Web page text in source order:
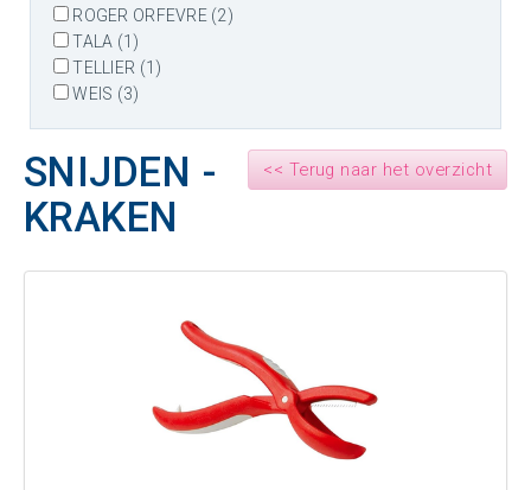
ROGER ORFEVRE (2)
TALA (1)
TELLIER (1)
WEIS (3)
<< Terug naar het overzicht
SNIJDEN -
KRAKEN